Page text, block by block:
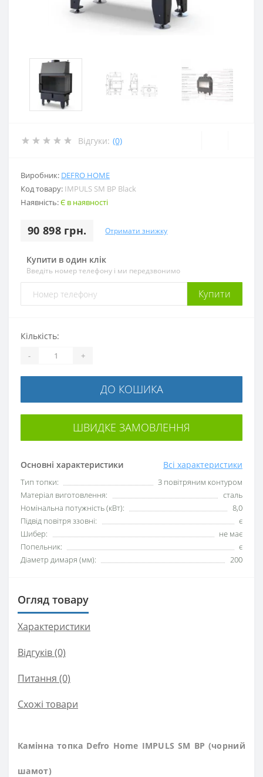
Відгуки: (0)
Виробник: DEFRO HOME
Код товару: IMPULS SM BP Black
Наявність:Є в наявності
90 898 грн. Отримати знижку
Купити в один клік
Введіть номер телефону і ми передзвонимо
Купити
Основні характеристики Всі характеристики
Тип топки:
З повітряним контуром
Матеріал виготовлення:
сталь
Номінальна потужність (кВт):
8,0
Підвід повітря ззовні:
є
Шибер:
не має
Попельник:
є
Діаметр димаря (мм):
200
Кількість:
- +
ДО КОШИКА
ШВИДКЕ ЗАМОВЛЕННЯ
Огляд товару
Характеристики
Відгуків (0)
Питання (0)
Схожі товари
Камінна топка Defro Home IMPULS SM BP (чорний
шамот)